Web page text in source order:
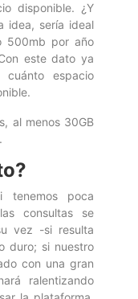
disponible. ¿Y
idea, sería ideal
500mb por año
este dato ya
espacio
al menos 30GB
tenemos poca
consultas se
vez -si resulta
duro; si nuestro
con una gran
ralentizando